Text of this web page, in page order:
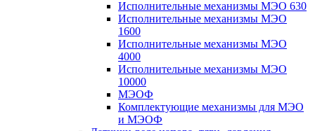
Исполнительные механизмы МЭО 630
Исполнительные механизмы МЭО
1600
Исполнительные механизмы МЭО
4000
Исполнительные механизмы МЭО
10000
МЭОФ
Комплектующие механизмы для МЭО
и МЭОФ